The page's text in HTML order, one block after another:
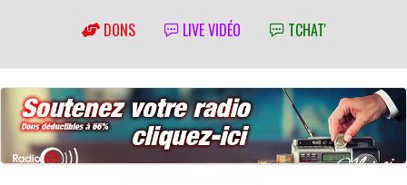
DONS LIVE VIDÉO TCHAT'